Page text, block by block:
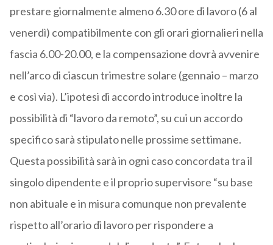
prestare giornalmente almeno 6.30 ore di lavoro (6 al
venerdì) compatibilmente con gli orari giornalieri nella
fascia 6.00-20.00, e la compensazione dovrà avvenire
nell’arco di ciascun trimestre solare (gennaio – marzo
e così via). L’ipotesi di accordo introduce inoltre la
possibilità di “lavoro da remoto”, su cui un accordo
specifico sarà stipulato nelle prossime settimane.
Questa possibilità sarà in ogni caso concordata tra il
singolo dipendente e il proprio supervisore “su base
non abituale e in misura comunque non prevalente
rispetto all’orario di lavoro per rispondere a